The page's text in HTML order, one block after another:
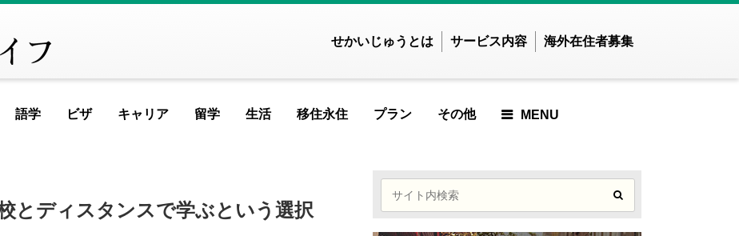
せかいじゅうとは サービス内容 海外在住者募集
アイスランド アイルランド
アルメニア
その他
FEATURED ARTICLE
プラン
FEATURED ARTICLE
移住永住
FEATURED ARTICLE
語学
FEATURED ARTICLE
記事が見つかりませんでした
ビザ
FEATURED ARTICLE
記事が見つかりませんでした
留学
FEATURED ARTICLE
記事が見つかりませんでした
キャリア
FEATURED ARTICLE
記事が見つかりませんでした
生活
FEATURED ARTICLE
記事が見つかりませんでした
記事が見つかりませんでした
MENU
とディスタンスで学ぶという選択